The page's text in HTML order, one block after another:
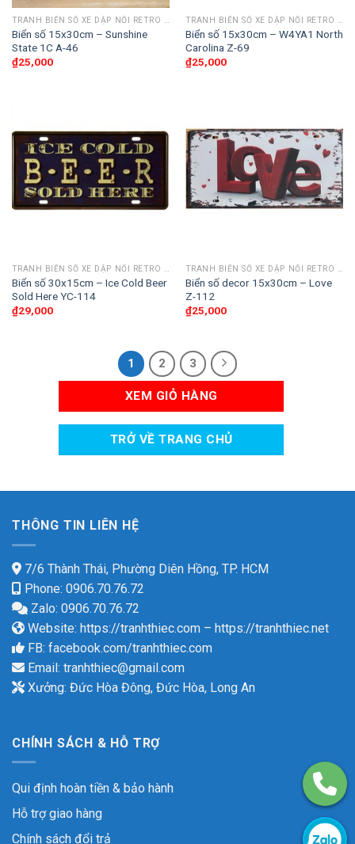
TRANH BIỂN SỐ XE DẬP NỔI RETRO 30X15CM
Biển số 15x30cm – Sunshine
State 1C A-46
₫25,000
TRANH BIỂN SỐ XE DẬP NỔI RETRO 30X15CM
Biển số 15x30cm – W4YA1 North
Carolina Z-69
₫25,000
Biển số 30x15cm – Ice Cold Beer
Sold Here YC-114
₫29,000
Biển số decor 15x30cm – Love
Z-112
₫25,000
1 2 3
XEM GIỎ HÀNG
TRỞ VỀ TRANG CHỦ
THÔNG TIN LIÊN HỆ
7/6 Thành Thái, Phường Diên Hồng, TP. HCM
Phone: 0906.70.76.72
Zalo: 0906.70.76.72
Website: https://tranhthiec.com – https://tranhthiec.net
FB: facebook.com/tranhthiec.com
Email: tranhthiec@gmail.com
Xưởng: Đức Hòa Đông, Đức Hòa, Long An
CHÍNH SÁCH & HỖ TRỢ
Qui định hoàn tiền & bảo hành
Hỗ trợ giao hàng
Chính sách đổi trả